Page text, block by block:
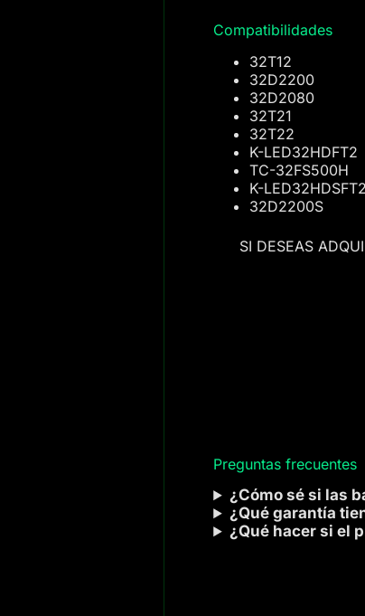
Compatibilidades
32T12
32D2200
32D2080
32T21
32T22
K-LED32HDFT2
TC-32FS500H
K-LED32HDSFT2
32D2200S
SI DESEAS
Preguntas frecuentes
¿Cómo sé si las
¿Qué garantía
¿Qué hacer si el